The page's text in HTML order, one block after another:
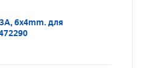
6x4mm. для